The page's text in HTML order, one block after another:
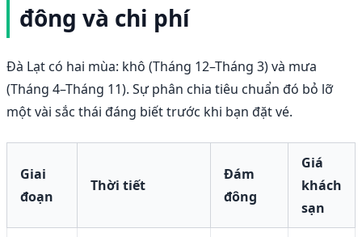
đông và chi phí
Đà Lạt có hai mùa: khô (Tháng 12–Tháng 3) và mưa
(Tháng 4–Tháng 11). Sự phân chia tiêu chuẩn đó bỏ lỡ
một vài sắc thái đáng biết trước khi bạn đặt vé.
Giai
đoạn
Thời tiết
Đám
đông
Giá
khách
sạn